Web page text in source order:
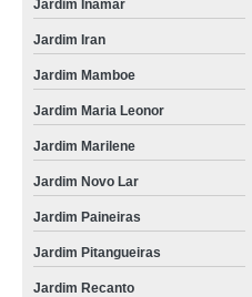
Jardim Inamar
Jardim Iran
Jardim Mamboe
Jardim Maria Leonor
Jardim Marilene
Jardim Novo Lar
Jardim Paineiras
Jardim Pitangueiras
Jardim Recanto